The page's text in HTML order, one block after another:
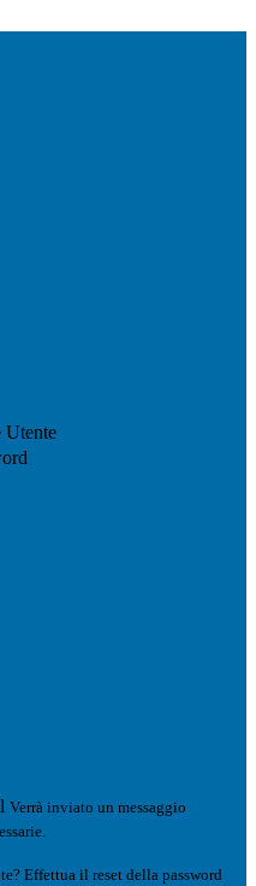
Utente
Verrà inviato un messaggio
Effettua il reset della password